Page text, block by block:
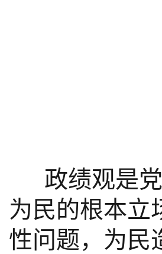
政绩观是党
为民的根本立
性问题，为民